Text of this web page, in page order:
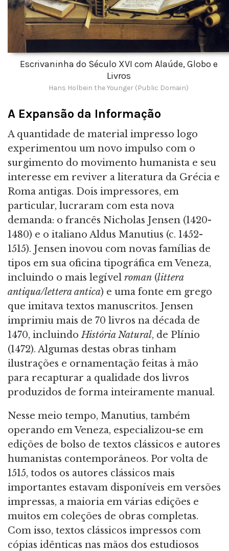
Escrivaninha do Século XVI com Alaúde, Globo e
Livros
Hans Holbein the Younger (Public Domain)
A Expansão da Informação
A quantidade de material impresso logo
experimentou um novo impulso com o
surgimento do movimento humanista e seu
interesse em reviver a literatura da Grécia e
Roma antigas. Dois impressores, em
particular, lucraram com esta nova
demanda: o francês Nicholas Jensen (1420-
1480) e o italiano Aldus Manutius (c. 1452-
1515). Jensen inovou com novas famílias de
tipos em sua oficina tipográfica em Veneza,
incluindo o mais legível roman (littera
antiqua/lettera antica) e uma fonte em grego
que imitava textos manuscritos. Jensen
imprimiu mais de 70 livros na década de
1470, incluindoHistória Natural, de Plínio
(1472). Algumas destas obras tinham
ilustrações e ornamentação feitas à mão
para recapturar a qualidade dos livros
produzidos de forma inteiramente manual.
Nesse meio tempo, Manutius, também
operando em Veneza, especializou-se em
edições de bolso de textos clássicos e autores
humanistas contemporâneos. Por volta de
1515, todos os autores clássicos mais
importantes estavam disponíveis em versões
impressas, a maioria em várias edições e
muitos em coleções de obras completas.
Com isso, textos clássicos impressos com
cópias idênticas nas mãos dos estudiosos